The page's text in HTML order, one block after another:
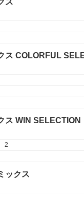
ス
ス COLORFUL
ス WIN SELECTION
2
ックス